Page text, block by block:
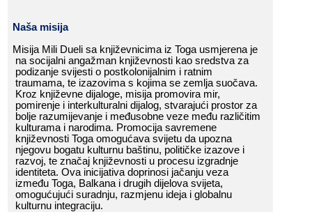
Naša​​ misija
Misija​​ Mili​​ Dueli​​ sa​​ književnicima​​ iz​​ Toga​​ usmjerena​​ je​​
na​​ socijalni​​ angažman​​ književnosti​​ kao​​ sredstva​​ za​​
podizanje​​ svijesti​​ o​​ postkolonijalnim​​ i​​ ratnim​​
traumama,​​ te​​ izazovima​​ s​​ kojima​​ se​​ zemlja​​ suočava.​​
Kroz​​ književne​​ dijaloge,​​ misija​​ promovira​​ mir,​​
pomirenje​​ i​​ interkulturalni​​ dijalog,​​ stvarajući​​ prostor​​ za​​
bolje​​ razumijevanje​​ i​​ međusobne​​ veze​​ među​​ različitim​​
kulturama​​ i​​ narodima.​​ Promocija​​ savremene​​
književnosti​​ Toga​​ omogućava​​ svijetu​​ da​​ upozna​​
njegovu​​ bogatu​​ kulturnu​​ baštinu,​​ političke​​ izazove​​ i​​
razvoj,​​ te​​ značaj​​ književnosti​​ u​​ procesu​​ izgradnje​​
identiteta.​​ Ova​​ inicijativa​​ doprinosi​​ jačanju​​ veza​​
između​​ Toga,​​ Balkana​​ i​​ drugih​​ dijelova​​ svijeta,​​
omogućujući​​ suradnju,​​ razmjenu​​ ideja​​ i​​ globalnu​​
kulturnu​​ integraciju.​​